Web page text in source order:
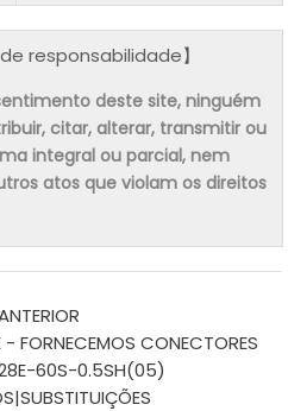
responsabilidade】
deste site, ninguém
citar, alterar, transmitir ou
integral ou parcial, nem
atos que violam os direitos
FORNECEMOS CONECTORES
60S-0.5SH(05)